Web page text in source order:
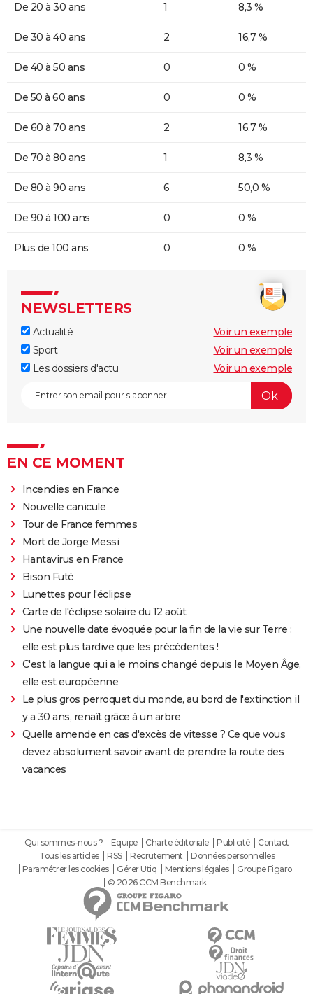
De 20 à 30 ans 1 8,3 %
De 30 à 40 ans 2 16,7 %
De 40 à 50 ans 0 0 %
De 50 à 60 ans 0 0 %
De 60 à 70 ans 2 16,7 %
De 70 à 80 ans 1 8,3 %
De 80 à 90 ans 6 50,0 %
De 90 à 100 ans 0 0 %
Plus de 100 ans 0 0 %
NEWSLETTERS
Actualité
Voir un exemple
Sport
Voir un exemple
Les dossiers d'actu
Voir un exemple
EN CE MOMENT
Incendies en France
Nouvelle canicule
Tour de France femmes
Mort de Jorge Messi
Hantavirus en France
Bison Futé
Lunettes pour l'éclipse
Carte de l'éclipse solaire du 12 août
Une nouvelle date évoquée pour la fin de la vie sur Terre :
elle est plus tardive que les précédentes !
C'est la langue qui a le moins changé depuis le Moyen Âge,
elle est européenne
Le plus gros perroquet du monde, au bord de l'extinction il
y a 30 ans, renaît grâce à un arbre
Quelle amende en cas d'excès de vitesse ? Ce que vous
devez absolument savoir avant de prendre la route des
vacances
Qui sommes-nous ? Equipe Charte éditoriale Publicité
Contact
Tous les articles
RSS Recrutement
Données personnelles
Paramétrer les cookies
Gérer Utiq Mentions légales
Groupe Figaro
© 2026 CCM Benchmark